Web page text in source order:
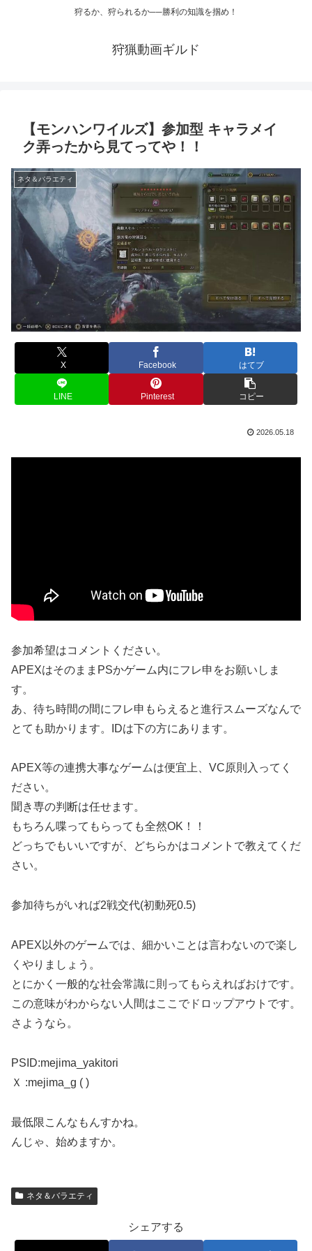
狩るか、狩られるか──勝利の知識を掴め！
狩猟動画ギルド
【モンハンワイルズ】参加型 キャラメイ
ク弄ったから見てってや！！
ネタ＆バラエティ
X Facebook はてブ
LINE Pinterest コピー
2026.05.18
参加希望はコメントください。
APEXはそのままPSかゲーム内にフレ申をお願いしま
す。
あ、待ち時間の間にフレ申もらえると進行スムーズなんで
とても助かります。IDは下の方にあります。
APEX等の連携大事なゲームは便宜上、VC原則入ってく
ださい。
聞き専の判断は任せます。
もちろん喋ってもらっても全然OK！！
どっちでもいいですが、どちらかはコメントで教えてくだ
さい。
参加待ちがいれば2戦交代(初動死0.5)
APEX以外のゲームでは、細かいことは言わないので楽し
くやりましょう。
とにかく一般的な社会常識に則ってもらえればおけです。
この意味がわからない人間はここでドロップアウトです。
さようなら。
PSID:mejima_yakitori
Ｘ :mejima_g ( )
最低限こんなもんすかね。
んじゃ、始めますか。
ネタ＆バラエティ
シェアする